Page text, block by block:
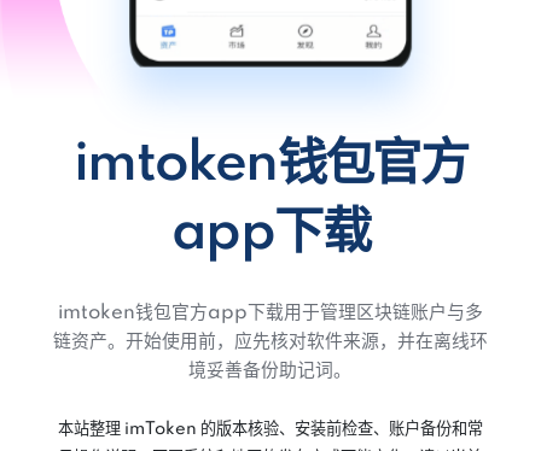
imtoken钱包官方
app下载
imtoken钱包官方app下载用于管理区块链账户与多
链资产。开始使用前，应先核对软件来源，并在离线环
境妥善备份助记词。
本站整理 imToken 的版本核验、安装前检查、账户备份和常